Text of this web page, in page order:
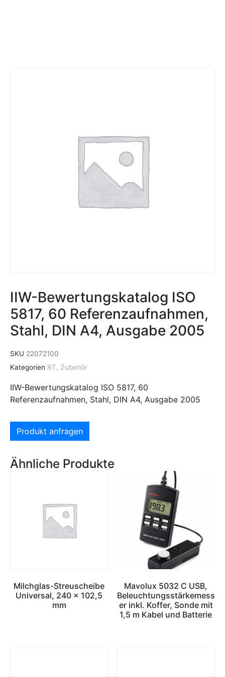
IIW-Bewertungskatalog ISO
5817, 60 Referenzaufnahmen,
Stahl, DIN A4, Ausgabe 2005
SKU 22072100
Kategorien RT, Zubehör
IIW-Bewertungskatalog ISO 5817, 60
Referenzaufnahmen, Stahl, DIN A4, Ausgabe 2005
Produkt anfragen
Ähnliche Produkte
Milchglas-Streuscheibe
Universal, 240 x 102,5
mm
Mavolux 5032 C USB,
Beleuchtungsstärkemess
er inkl. Koffer, Sonde mit
1,5 m Kabel und Batterie